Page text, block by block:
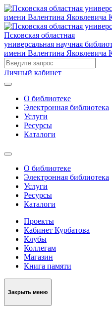
Псковская областная
универсальная научная
имени Валентина Яковлевича
Личный кабинет
О библиотеке
Электронная библиотека
Услуги
Ресурсы
Каталоги
О библиотеке
Электронная библиотека
Услуги
Ресурсы
Каталоги
Проекты
Кабинет Курбатова
Клубы
Коллегам
Магазин
Книга памяти
Закрыть меню